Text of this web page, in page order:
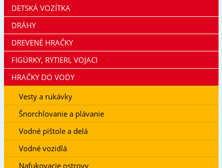
DETSKÁ VOZÍTKA
DRÁHY
DREVENÉ HRAČKY
FIGÚRKY, RYTIERI, VOJACI
HRAČKY DO VODY
Vesty a rukávky
Šnorchlovanie a plávanie
Vodné pištole a delá
Vodné vozidlá
Nafukovacie ostrovy